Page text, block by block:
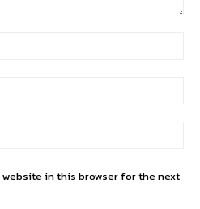
website in this browser for the next